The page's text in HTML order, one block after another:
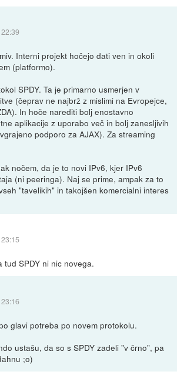
Interni projekt hočejo dati ven in okoli
(platformo).
SPDY. Ta je primarno usmerjen v
(čeprav ne najbrž z mislimi na Evropejce,
In hoče narediti bolj enostavno
aplikacije z uporabo več in bolj zanesljivih
podporo za AJAX). Za streaming
nočem, da je to novi IPv6, kjer IPv6
(ni peeringa). Naj se prime, ampak za to
"tavelikih" in takojšen komercialni interes
tud SPDY ni nic novega.
glavi potreba po novem protokolu.
ustašu, da so s SPDY zadeli "v črno", pa
;o)